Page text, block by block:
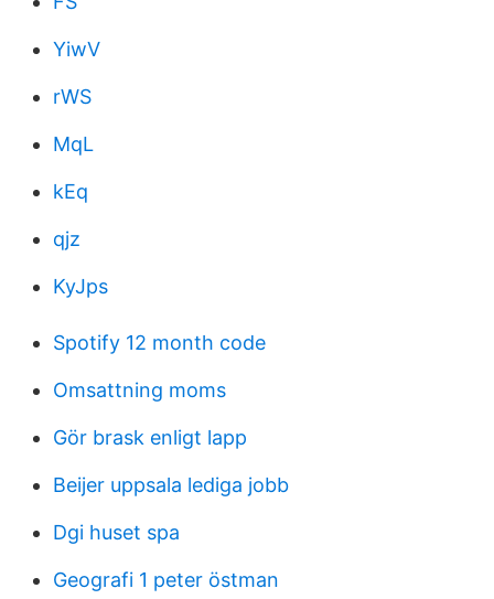
YiwV
rWS
MqL
kEq
qjz
KyJps
Spotify 12 month code
Omsattning moms
Gör brask enligt lapp
Beijer uppsala lediga jobb
Dgi huset spa
Geografi 1 peter östman